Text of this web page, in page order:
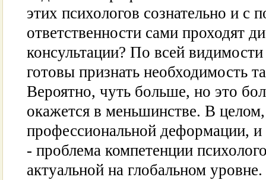
этих психологов сознательно и с
ответственности сами проходят
консультации? По всей
готовы признать необходимость
Вероятно, чуть больше, но это
окажется в меньшинстве. В
профессиональной деформации,
- проблема компетенции
актуальной на глобальном